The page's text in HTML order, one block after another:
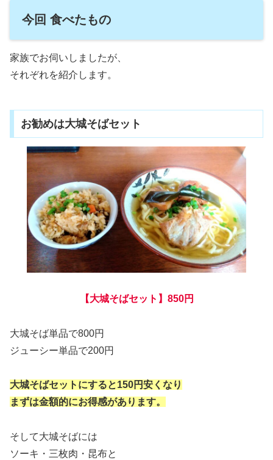
今回 食べたもの
家族でお伺いしましたが、
それぞれを紹介します。
お勧めは大城そばセット
【大城そばセット】850円
大城そば単品で800円
ジューシー単品で200円
大城そばセットにすると150円安くなり
まずは金額的にお得感があります。
そして大城そばには
ソーキ・三枚肉・昆布と